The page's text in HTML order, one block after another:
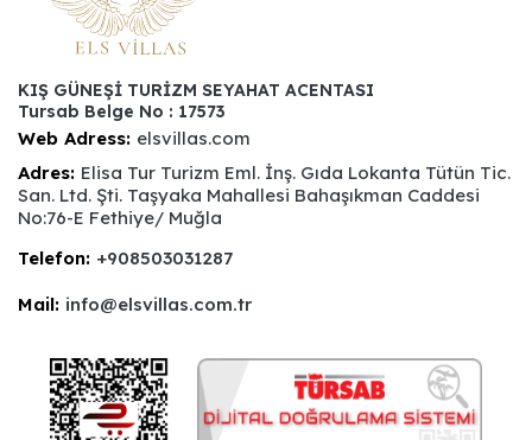
KIŞ GÜNEŞİ TURİZM SEYAHAT ACENTASI
Tursab Belge No : 17573
Web Adress: elsvillas.com
Adres: Elisa Tur Turizm Eml. İnş. Gıda Lokanta Tütün Tic.
San. Ltd. Şti. Taşyaka Mahallesi Bahaşıkman Caddesi
No:76-E Fethiye/ Muğla
Telefon: +908503031287
Mail: info@elsvillas.com.tr